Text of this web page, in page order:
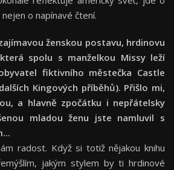
o napínavé čtení.
ženskou postavu, hrdinovu
spolu s manželkou Missy leží
fiktivního městečka Castle
Kingových příběhů). Přišlo mi,
a hlavně zpočátku i nepřátelsky
mladou ženu jste namluvil s
radost. Když si totiž nějakou knihu
jakým stylem by ti hrdinové